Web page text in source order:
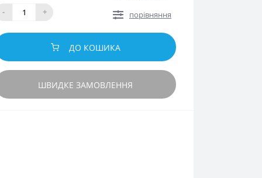
-
+
порівняння
ДО КОШИКА
ШВИДКЕ ЗАМОВЛЕННЯ